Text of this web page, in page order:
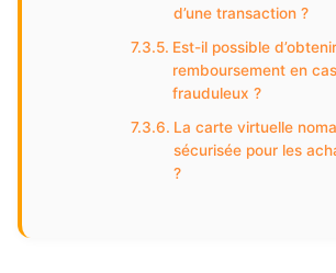
d’une transaction ?
Est-il possible
remboursement en
frauduleux ?
La carte virtuelle
sécurisée pour les
?